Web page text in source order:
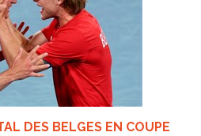
DES BELGES EN COUPE